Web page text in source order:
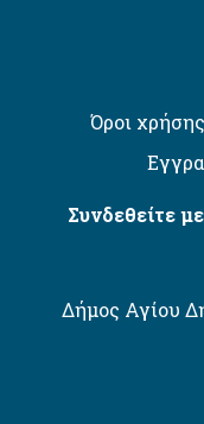
Όροι
Συνδεθείτε
Δήμος Αγίου